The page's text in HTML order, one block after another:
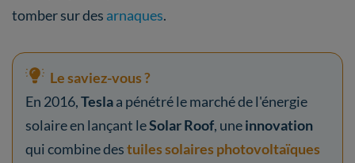
tomber sur des arnaques.
Le saviez-vous ?
En 2016,Teslaa pénétré le marché de l'énergie
solaire en lançant leSolar Roof, uneinnovation
qui combine destuiles solaires photovoltaïques